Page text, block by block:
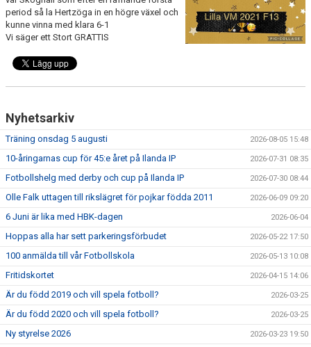
FÖRENINGSDOKUMENT_GAMLA
SPONSORER
FÖRENINGSDOKUMENT
period så la Hertzöga in en högre växel och
kunne vinna med klara 6-1
Vi säger ett Stort GRATTIS
Nyhetsarkiv
Träning onsdag 5 augusti 2026-08-05 15:48
10-åringarnas cup för 45:e året på Ilanda IP 2026-07-31 08:35
Fotbollshelg med derby och cup på Ilanda IP 2026-07-30 08:44
Olle Falk uttagen till rikslägret för pojkar födda 2011 2026-06-09 09:20
6 Juni är lika med HBK-dagen 2026-06-04
Hoppas alla har sett parkeringsförbudet 2026-05-22 17:50
100 anmälda till vår Fotbollskola 2026-05-13 10:08
Fritidskortet 2026-04-15 14:06
Är du född 2019 och vill spela fotboll? 2026-03-25
Är du född 2020 och vill spela fotboll? 2026-03-25
Ny styrelse 2026 2026-03-23 19:50